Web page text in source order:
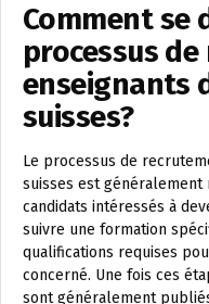
Comment se
processus
enseignants
suisses?
Le processus de
suisses est
candidats intéressés à
suivre une formation
qualifications requises
concerné. Une fois ces
sont généralement